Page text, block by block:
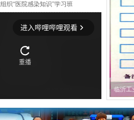
织“医院感染知识”学习班
临沂工